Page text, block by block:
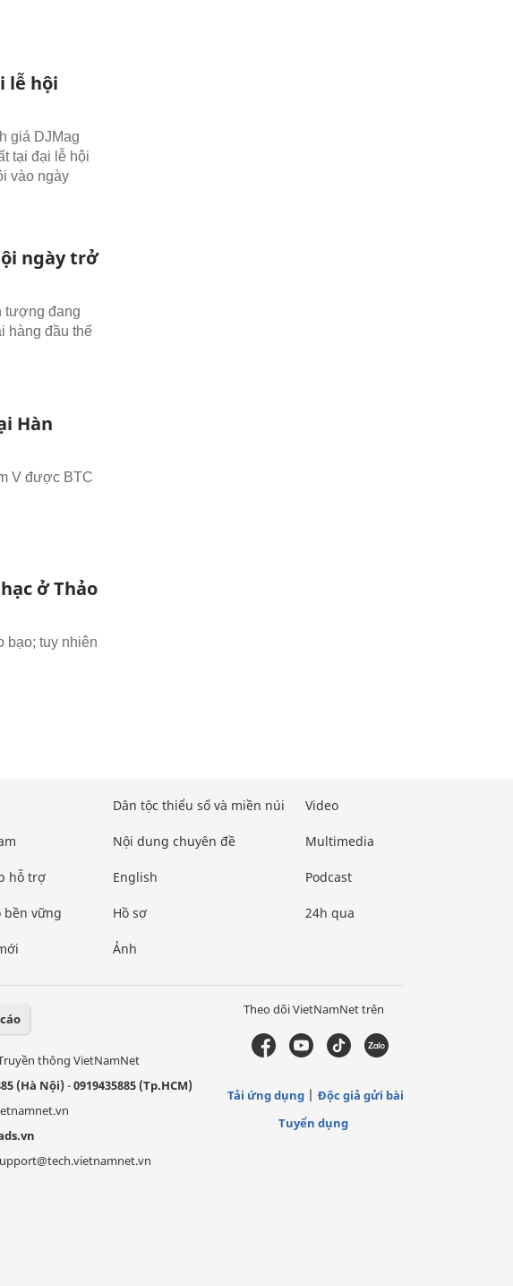
lễ hội
giá DJMag
tại đại lễ hội
vào ngày
ngày trở
tượng đang
hàng đầu thế
Hàn
V được BTC
ở Thảo
bạo; tuy nhiên
hỗ trợ
bền vững
Dân tộc thiểu số và miền núi
Nội dung chuyên đề
English
Hồ sơ
Ảnh
Video
Multimedia
Podcast
24h qua
thông VietNamNet
(Hà Nội)-0919435885 (Tp.HCM)
Theo dõi VietNamNet trên
Tải ứng dụng
Độc giả gửi bài
Tuyển dụng